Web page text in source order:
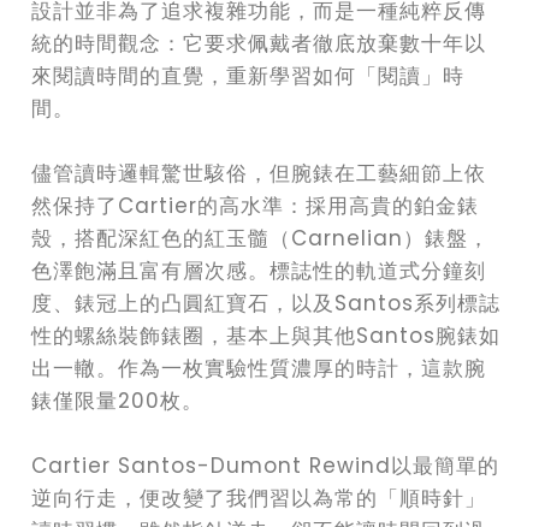
設計並非為了追求複雜功能，而是一種純粹反傳
統的時間觀念：它要求佩戴者徹底放棄數十年以
來閱讀時間的直覺，重新學習如何「閱讀」時
間。
儘管讀時邏輯驚世駭俗，但腕錶在工藝細節上依
然保持了Cartier的高水準：採用高貴的鉑金錶
殼，搭配深紅色的紅玉髓（Carnelian）錶盤，
色澤飽滿且富有層次感。標誌性的軌道式分鐘刻
度、錶冠上的凸圓紅寶石，以及Santos系列標誌
性的螺絲裝飾錶圈，基本上與其他Santos腕錶如
出一轍。作為一枚實驗性質濃厚的時計，這款腕
錶僅限量200枚。
Cartier Santos-Dumont Rewind以最簡單的
逆向行走，便改變了我們習以為常的「順時針」